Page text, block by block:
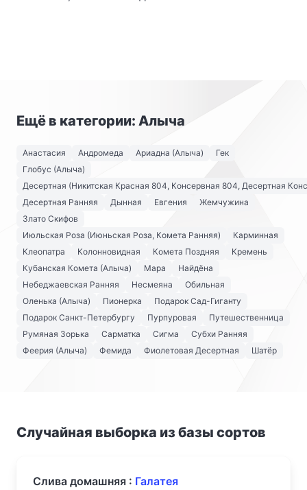
Ещё в категории: Алыча
Анастасия Андромеда Ариадна (Алыча)
Гек
Глобус (Алыча)
Десертная (Никитская Красная 804, Консервная 804, Десертная
Десертная Ранняя
Дынная Евгения
Жемчужина
Злато Скифов
Июльская Роза (Июньская Роза, Комета Ранняя)
Карминная
Клеопатра
Колонновидная Комета Поздняя
Кремень
Кубанская Комета (Алыча)
Мара
Найдёна
Небеджаевская Ранняя
Несмеяна
Обильная
Оленька (Алыча)
Пионерка
Подарок Сад-Гиганту
Подарок Санкт-Петербургу
Пурпуровая
Путешественница
Румяная Зорька
Сарматка Сигма
Субхи Ранняя
Феерия (Алыча)
Фемида Фиолетовая Десертная Шатёр
Случайная выборка из базы сортов
Слива домашняя : Галатея